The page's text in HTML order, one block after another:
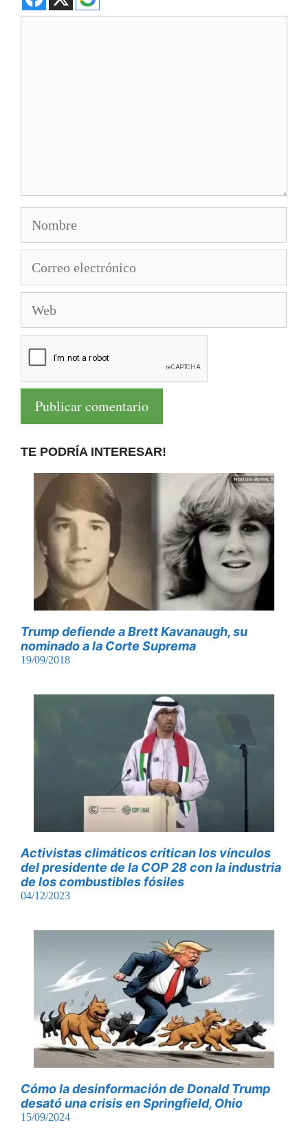
electrónico
TE PODRÍA INTERESAR!
Trump defiende a Brett Kavanaugh, su
nominado a la Corte Suprema
19/09/2018
Activistas climáticos critican los vínculos
del presidente de la COP 28 con la industria
de los combustibles fósiles
04/12/2023
Cómo la desinformación de Donald Trump
desató una crisis en Springfield, Ohio
15/09/2024